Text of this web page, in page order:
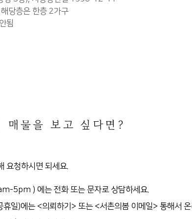
당층은 한층 2가구
됨
매물을 보고 싶다면?
요청하시면 되세요.
5pm ) 에는 전화 또는 문자로 상담하세요.
휴일)에는 <의뢰하기> 또는 <서촌의봄 이메일> 통해서